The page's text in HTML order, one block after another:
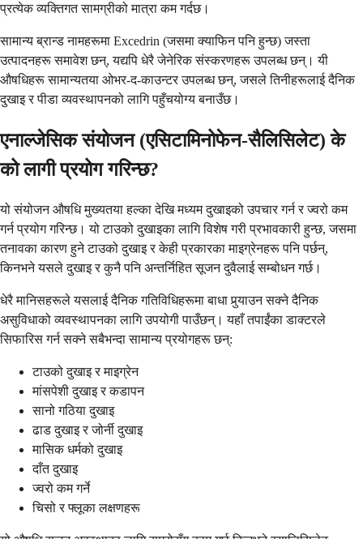
प्रत्येक व्यक्तिगत सामग्रीको मात्रा कम गर्दछ।
सामान्य ब्रान्ड नामहरूमा Excedrin (जसमा क्याफिन पनि हुन्छ) जस्ता
उत्पादनहरू समावेश छन्, यद्यपि धेरै जेनेरिक संस्करणहरू उपलब्ध छन्। यी
औषधिहरू सामान्यतया ओभर-द-काउन्टर उपलब्ध छन्, जसले तिनीहरूलाई दैनिक
दुखाइ र पीडा व्यवस्थापनको लागि पहुँचयोग्य बनाउँछ।
एनाल्जेसिक संयोजन (एसिटामिनोफेन-सैलिसिलेट) के
को लागी प्रयोग गरिन्छ?
यो संयोजन औषधि मुख्यतया हल्का देखि मध्यम दुखाइको उपचार गर्न र ज्वरो कम
गर्न प्रयोग गरिन्छ। यो टाउको दुखाइका लागि विशेष गरी प्रभावकारी हुन्छ, जसमा
तनावका कारण हुने टाउको दुखाइ र केही प्रकारका माइग्रेनहरू पनि पर्छन्,
किनभने यसले दुखाइ र कुनै पनि अन्तर्निहित सूजन दुवैलाई सम्बोधन गर्छ।
धेरै मानिसहरूले यसलाई दैनिक गतिविधिहरूमा बाधा पुर्‍याउन सक्ने दैनिक
असुविधाको व्यवस्थापनका लागि उपयोगी पाउँछन्। यहाँ तपाईंका डाक्टरले
सिफारिस गर्न सक्ने सबैभन्दा सामान्य प्रयोगहरू छन्:
टाउको दुखाइ र माइग्रेन
मांसपेशी दुखाइ र कडापन
सानो गठिया दुखाइ
ढाड दुखाइ र जोर्नी दुखाइ
मासिक धर्मको दुखाइ
दाँत दुखाइ
ज्वरो कम गर्ने
चिसो र फ्लूका लक्षणहरू